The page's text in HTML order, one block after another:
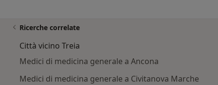
Ricerche correlate
Città vicino Treia
Medici di medicina generale a Ancona
Medici di medicina generale a Civitanova Marche